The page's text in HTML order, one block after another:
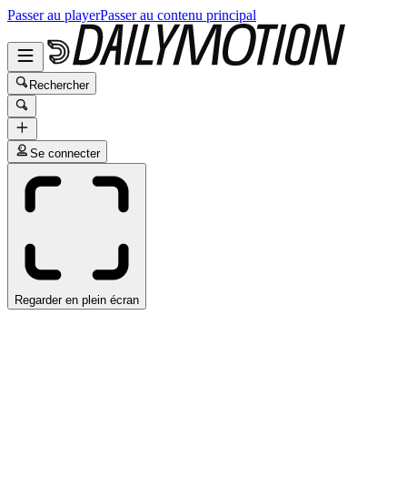
Passer au playerPasser au contenu principal
Rechercher
Se connecter
Regarder en plein écran